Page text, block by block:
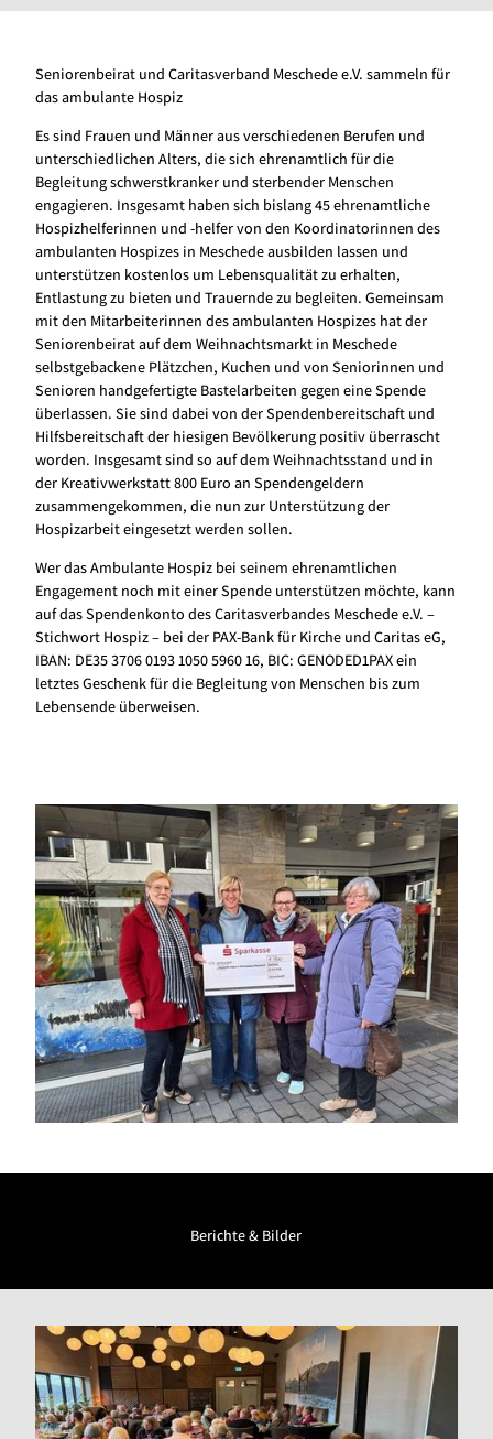
Seniorenbeirat und Caritasverband Meschede e.V. sammeln für
das ambulante Hospiz
Es sind Frauen und Männer aus verschiedenen Berufen und
unterschiedlichen Alters, die sich ehrenamtlich für die
Begleitung schwerstkranker und sterbender Menschen
engagieren. Insgesamt haben sich bislang 45 ehrenamtliche
Hospizhelferinnen und -helfer von den Koordinatorinnen des
ambulanten Hospizes in Meschede ausbilden lassen und
unterstützen kostenlos um Lebensqualität zu erhalten,
Entlastung zu bieten und Trauernde zu begleiten. Gemeinsam
mit den Mitarbeiterinnen des ambulanten Hospizes hat der
Seniorenbeirat auf dem Weihnachtsmarkt in Meschede
selbstgebackene Plätzchen, Kuchen und von Seniorinnen und
Senioren handgefertigte Bastelarbeiten gegen eine Spende
überlassen. Sie sind dabei von der Spendenbereitschaft und
Hilfsbereitschaft der hiesigen Bevölkerung positiv überrascht
worden. Insgesamt sind so auf dem Weihnachtsstand und in
der Kreativwerkstatt 800 Euro an Spendengeldern
zusammengekommen, die nun zur Unterstützung der
Hospizarbeit eingesetzt werden sollen.
Wer das Ambulante Hospiz bei seinem ehrenamtlichen
Engagement noch mit einer Spende unterstützen möchte, kann
auf das Spendenkonto des Caritasverbandes Meschede e.V. –
Stichwort Hospiz – bei der PAX-Bank für Kirche und Caritas eG,
IBAN: DE35 3706 0193 1050 5960 16, BIC: GENODED1PAX ein
letztes Geschenk für die Begleitung von Menschen bis zum
Lebensende überweisen.
Berichte & Bilder